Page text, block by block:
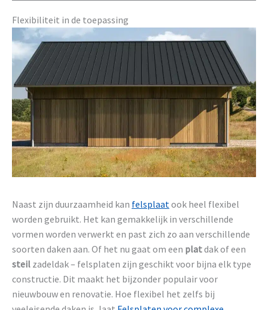
Flexibiliteit in de toepassing
Naast zijn duurzaamheid kan felsplaat ook heel flexibel
worden gebruikt. Het kan gemakkelijk in verschillende
vormen worden verwerkt en past zich zo aan verschillende
soorten daken aan. Of het nu gaat om een platdak of een
steil zadeldak – felsplaten zijn geschikt voor bijna elk type
constructie. Dit maakt het bijzonder populair voor
nieuwbouw en renovatie. Hoe flexibel het zelfs bij